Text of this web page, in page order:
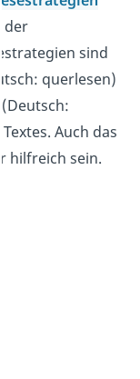
der
sind
querlesen)
(Deutsch:
Auch das
hilfreich sein.